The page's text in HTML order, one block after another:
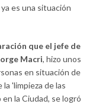
es una situación
que el jefe de
Macri, hizo unos
en situación de
'limpieza de las
la Ciudad, se logró